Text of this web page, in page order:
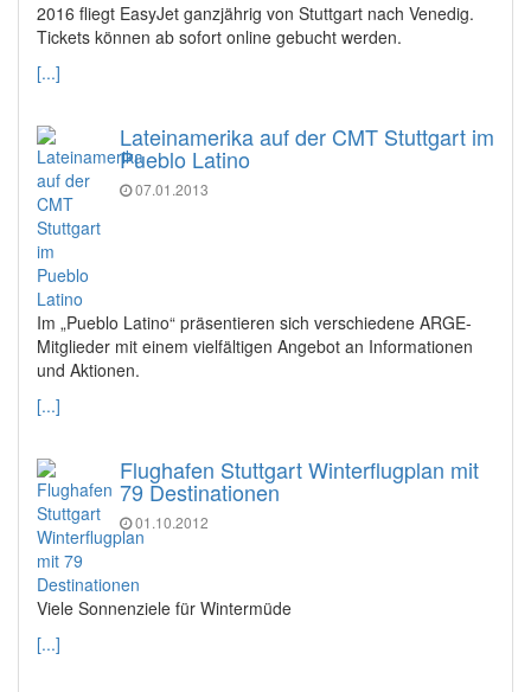
2016 fliegt EasyJet ganzjährig von Stuttgart nach Venedig.
Tickets können ab sofort online gebucht werden.
[...]
Lateinamerika auf der CMT Stuttgart im
Pueblo Latino
07.01.2013
Im „Pueblo Latino“ präsentieren sich verschiedene ARGE-
Mitglieder mit einem vielfältigen Angebot an Informationen
und Aktionen.
[...]
Flughafen Stuttgart Winterflugplan mit
79 Destinationen
01.10.2012
Viele Sonnenziele für Wintermüde
[...]